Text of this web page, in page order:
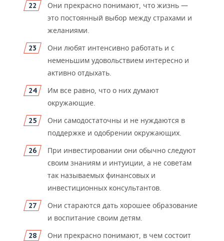
Они прекрасно понимают, что жизнь —
это постоянный выбор между страхами и
желаниями.
Они любят интенсивно работать и с
неменьшим удовольствием интересно и
активно отдыхать.
Им все равно, что о них думают
окружающие.
Они самодостаточны и не нуждаются в
поддержке и одобрении окружающих.
При инвестировании они обычно следуют
своим знаниям и интуиции, а не советам
так называемых финансовых и
инвестиционных консультантов.
Они стараются дать хорошее образование
и воспитание своим детям.
Они прекрасно понимают, в чем состоит